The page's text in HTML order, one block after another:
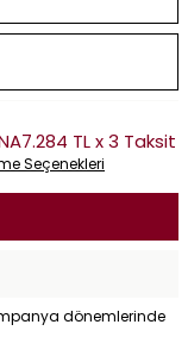
7.284 TL x 3 Taksit
Seçenekleri
dönemlerinde